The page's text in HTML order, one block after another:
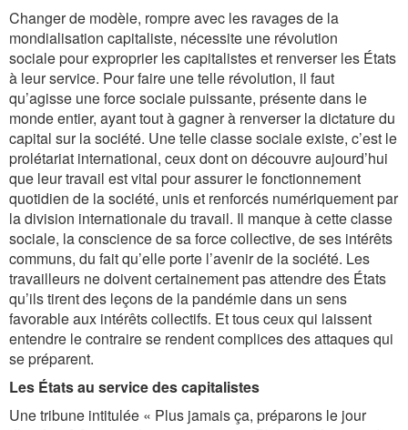
Changer de modèle, rompre avec les ravages de la
mondialisation capitaliste, nécessite une révolution
sociale pour exproprier les capitalistes et renverser les États
à leur service. Pour faire une telle révolution, il faut
qu’agisse une force sociale puissante, présente dans le
monde entier, ayant tout à gagner à renverser la dictature du
capital sur la société. Une telle classe sociale existe, c’est le
prolétariat international, ceux dont on découvre aujourd’hui
que leur travail est vital pour assurer le fonctionnement
quotidien de la société, unis et renforcés numériquement par
la division internationale du travail. Il manque à cette classe
sociale, la conscience de sa force collective, de ses intérêts
communs, du fait qu’elle porte l’avenir de la société. Les
travailleurs ne doivent certainement pas attendre des États
qu’ils tirent des leçons de la pandémie dans un sens
favorable aux intérêts collectifs. Et tous ceux qui laissent
entendre le contraire se rendent complices des attaques qui
se préparent.
Les États au service des capitalistes
Une tribune intitulée « Plus jamais ça, préparons le jour